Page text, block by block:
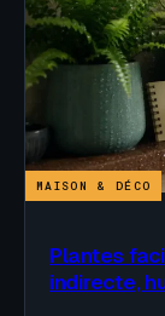
MAISON & DÉCO
Plantes
indirecte,